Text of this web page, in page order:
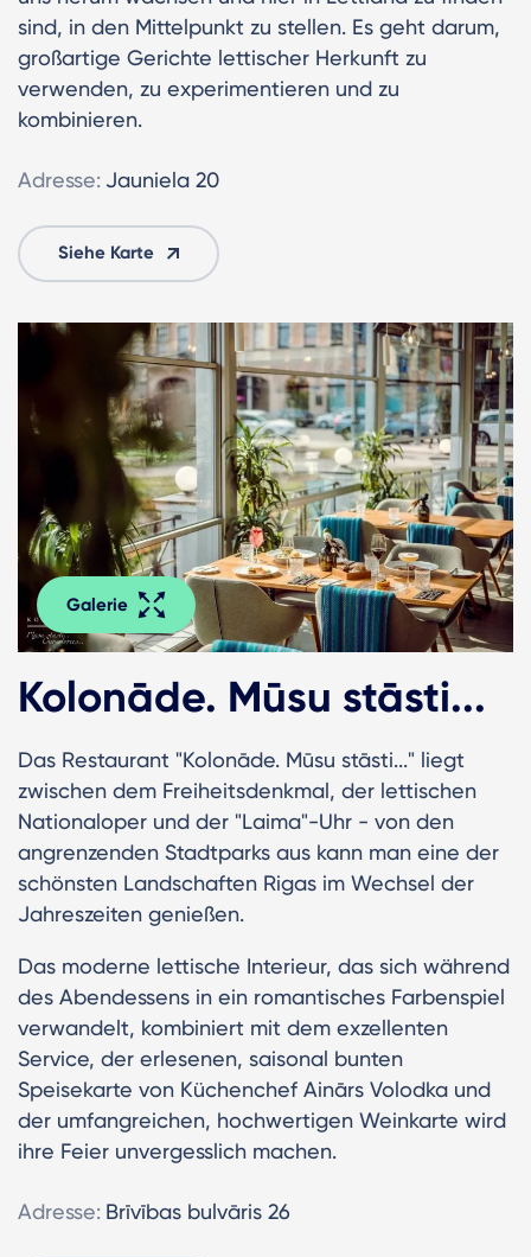
sind, in den Mittelpunkt zu stellen. Es geht darum,
großartige Gerichte lettischer Herkunft zu
verwenden, zu experimentieren und zu
kombinieren.
Adresse: Jauniela 20
Siehe Karte
Galerie
Kolonāde. Mūsu stāsti...
Das Restaurant "Kolonāde. Mūsu stāsti..." liegt
zwischen dem Freiheitsdenkmal, der lettischen
Nationaloper und der "Laima"-Uhr - von den
angrenzenden Stadtparks aus kann man eine der
schönsten Landschaften Rigas im Wechsel der
Jahreszeiten genießen.
Das moderne lettische Interieur, das sich während
des Abendessens in ein romantisches Farbenspiel
verwandelt, kombiniert mit dem exzellenten
Service, der erlesenen, saisonal bunten
Speisekarte von Küchenchef Ainārs Volodka und
der umfangreichen, hochwertigen Weinkarte wird
ihre Feier unvergesslich machen.
Adresse: Brīvības bulvāris 26